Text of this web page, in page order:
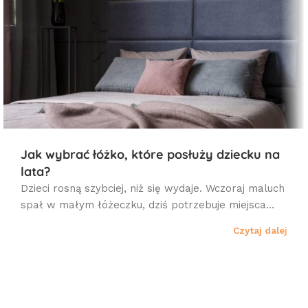
Jak wybrać łóżko, które posłuży dziecku na
lata?
Dzieci rosną szybciej, niż się wydaje. Wczoraj maluch
spał w małym łóżeczku, dziś potrzebuje miejsca...
Czytaj dalej